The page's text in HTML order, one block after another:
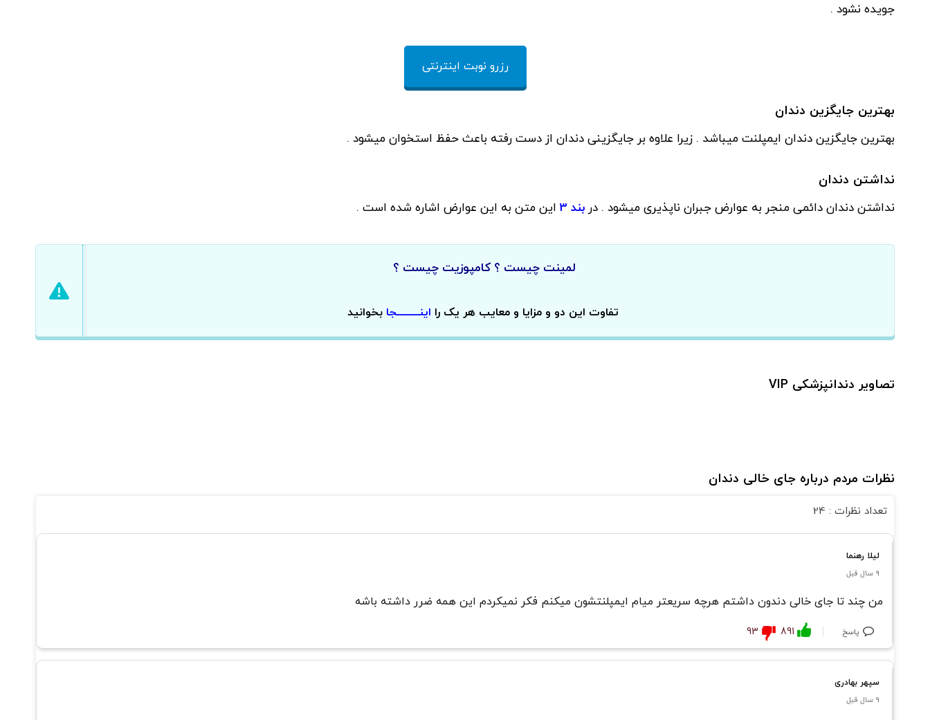
جویده نشود .
رزرو نوبت اینترنتی
بهترین جایگزین دندان
بهترین جایگزین دندان ایمپلنت میباشد . زیرا علاوه بر جایگزینی دندان از دست رفته باعث حفظ استخوان میشود .
نداشتن دندان
نداشتن دندان دائمی منجر به عوارض جبران ناپذیری میشود . در بند 3 این متنبه این عوارض اشاره شده است .
لمینت چیست ؟ کامپوزیت چیست ؟
تفاوت این دو و مزایا و معایب هر یک را اینــــــــجا بخوانید
تصاویر دندانپزشکی VIP
نظرات مردم درباره جای خالی دندان
تعداد نظرات : 24
لیلا رهنما
9 سال قبل
من چند تا جای خالی دندون داشتم هرچه سریعتر میام ایمپلنتشون میکنم فکر نمیکردم این همه ضرر داشته باشه
پاسخ 891
93
سپهر بهادری
9 سال قبل